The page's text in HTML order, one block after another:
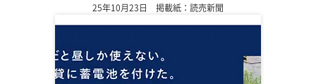
25年10月23日 掲載紙：読売新聞